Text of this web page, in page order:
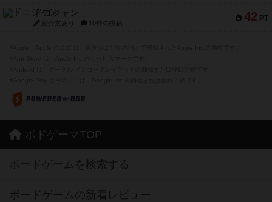
42 PT
ドコジャン
紹介文あり 10件の投稿
ボドゲーマTOP
ボードゲームを検索する
ボードゲームの新着レビュー